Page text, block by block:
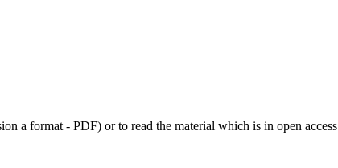
a format - PDF) or to read the material which is in open access